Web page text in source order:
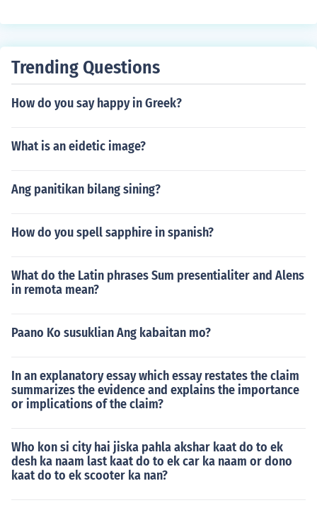
Trending Questions
How do you say happy in Greek?
What is an eidetic image?
Ang panitikan bilang sining?
How do you spell sapphire in spanish?
What do the Latin phrases Sum presentialiter and Alens
in remota mean?
Paano Ko susuklian Ang kabaitan mo?
In an explanatory essay which essay restates the claim
summarizes the evidence and explains the importance
or implications of the claim?
Who kon si city hai jiska pahla akshar kaat do to ek
desh ka naam last kaat do to ek car ka naam or dono
kaat do to ek scooter ka nan?